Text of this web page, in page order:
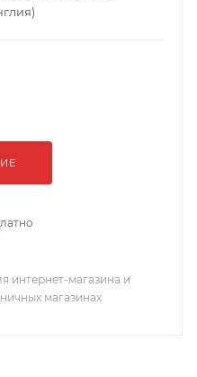
интернет-магазина и
магазинах